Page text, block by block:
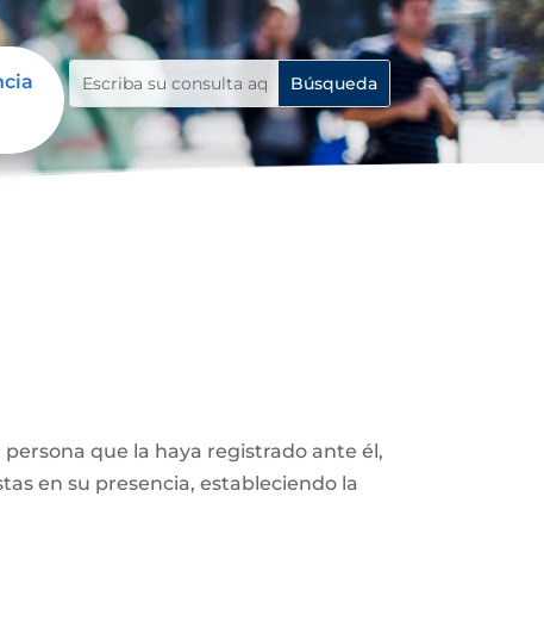
que la haya registrado ante él,
en su presencia, estableciendo la